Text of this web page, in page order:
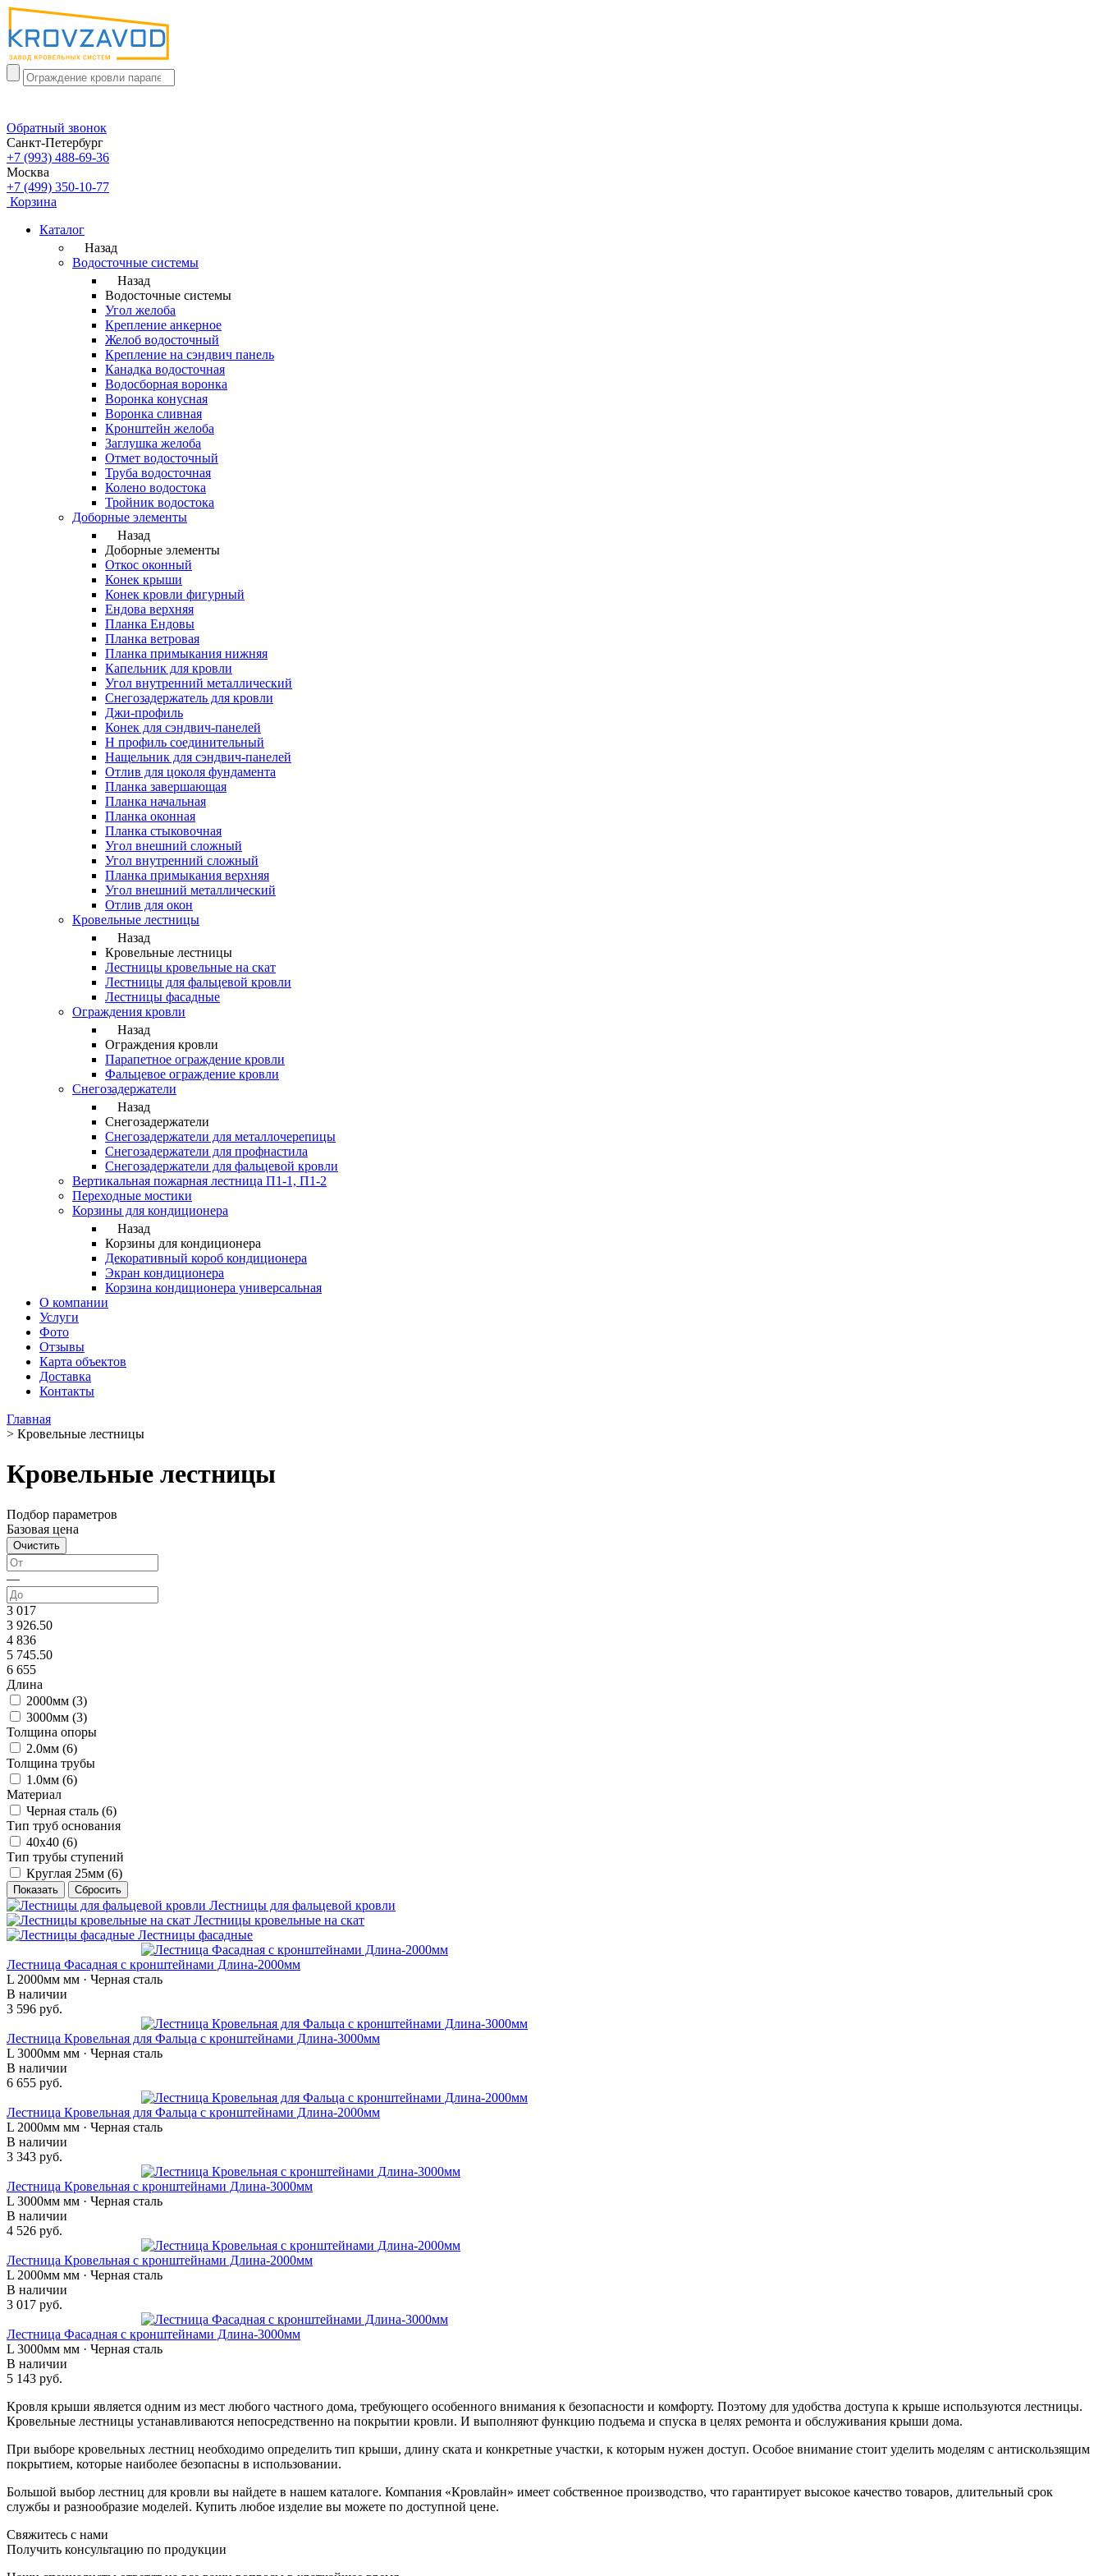
Обратный звонок
Санкт-Петербург
+7 (993) 488-69-36
Москва
+7 (499) 350-10-77
Корзина
Каталог
Назад
Водосточные системы
Назад
Водосточные системы
Угол желоба
Крепление анкерное
Желоб водосточный
Крепление на сэндвич панель
Канадка водосточная
Водосборная воронка
Воронка конусная
Воронка сливная
Кронштейн желоба
Заглушка желоба
Отмет водосточный
Труба водосточная
Колено водостока
Тройник водостока
Доборные элементы
Назад
Доборные элементы
Откос оконный
Конек крыши
Конек кровли фигурный
Ендова верхняя
Планка Ендовы
Планка ветровая
Планка примыкания нижняя
Капельник для кровли
Угол внутренний металлический
Снегозадержатель для кровли
Джи-профиль
Конек для сэндвич-панелей
Н профиль соединительный
Нащельник для сэндвич-панелей
Отлив для цоколя фундамента
Планка завершающая
Планка начальная
Планка оконная
Планка стыковочная
Угол внешний сложный
Угол внутренний сложный
Планка примыкания верхняя
Угол внешний металлический
Отлив для окон
Кровельные лестницы
Назад
Кровельные лестницы
Лестницы кровельные на скат
Лестницы для фальцевой кровли
Лестницы фасадные
Ограждения кровли
Назад
Ограждения кровли
Парапетное ограждение кровли
Фальцевое ограждение кровли
Снегозадержатели
Назад
Снегозадержатели
Снегозадержатели для металлочерепицы
Снегозадержатели для профнастила
Снегозадержатели для фальцевой кровли
Вертикальная пожарная лестница П1-1, П1-2
Переходные мостики
Корзины для кондиционера
Назад
Корзины для кондиционера
Декоративный короб кондиционера
Экран кондиционера
Корзина кондиционера универсальная
О компании
Услуги
Фото
Отзывы
Карта объектов
Доставка
Контакты
Главная
> Кровельные лестницы
Кровельные лестницы
Подбор параметров
Базовая цена
—
3 017
3 926.50
4 836
5 745.50
6 655
Длина
2000мм (3)
3000мм (3)
Толщина опоры
2.0мм (6)
Толщина трубы
1.0мм (6)
Материал
Черная сталь (6)
Тип труб основания
40х40 (6)
Тип трубы ступений
Круглая 25мм (6)
Лестницы для фальцевой кровли
Лестницы кровельные на скат
Лестницы фасадные
Лестница Фасадная с кронштейнами Длина-2000мм
L 2000мм мм · Черная сталь
В наличии
3 596 руб.
Лестница Кровельная для Фальца с кронштейнами Длина-3000мм
L 3000мм мм · Черная сталь
В наличии
6 655 руб.
Лестница Кровельная для Фальца с кронштейнами Длина-2000мм
L 2000мм мм · Черная сталь
В наличии
3 343 руб.
Лестница Кровельная с кронштейнами Длина-3000мм
L 3000мм мм · Черная сталь
В наличии
4 526 руб.
Лестница Кровельная с кронштейнами Длина-2000мм
L 2000мм мм · Черная сталь
В наличии
3 017 руб.
Лестница Фасадная с кронштейнами Длина-3000мм
L 3000мм мм · Черная сталь
В наличии
5 143 руб.
Кровля крыши является одним из мест любого частного дома, требующего особенного внимания к безопасности и комфорту. Поэтому для удобства доступа к крыше используются лестницы.
Кровельные лестницы устанавливаются непосредственно на покрытии кровли. И выполняют функцию подъема и спуска в целях ремонта и обслуживания крыши дома.
При выборе кровельных лестниц необходимо определить тип крыши, длину ската и конкретные участки, к которым нужен доступ. Особое внимание стоит уделить моделям с антискользящим
покрытием, которые наиболее безопасны в использовании.
Большой выбор лестниц для кровли вы найдете в нашем каталоге. Компания «Кровлайн» имеет собственное производство, что гарантирует высокое качество товаров, длительный срок
службы и разнообразие моделей. Купить любое изделие вы можете по доступной цене.
Свяжитесь с нами
Получить консультацию по продукции